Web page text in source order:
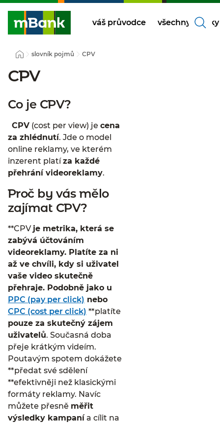
váš průvodce všechny články
slovník pojmů CPV
CPV
Co je CPV?
CPV (cost per view) je cena
za zhlédnutí. Jde o model
online reklamy, ve kterém
inzerent platíza každé
přehrání videoreklamy.
Proč by vás mělo
zajímat CPV?
**CPV je metrika, která se
zabývá účtováním
videoreklamy. Platíte za ni
až ve chvíli, kdy si uživatel
vaše video skutečně
přehraje. Podobně jako u
PPC (pay per click) nebo
CPC (cost per click) **platíte
pouze za skutečný zájem
uživatelů. Současná doba
přeje krátkým videím.
Poutavým spotem dokážete
**předat své sdělení
**efektivněji než klasickými
formáty reklamy. Navíc
můžete přesně měřit
výsledky kampanía cílit na